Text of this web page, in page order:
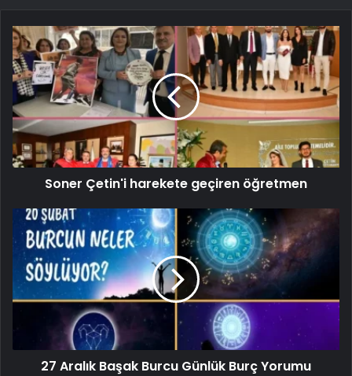
Soner Çetin'i harekete geçiren öğretmen
27 Aralık Başak Burcu Günlük Burç Yorumu